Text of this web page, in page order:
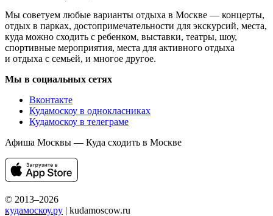
Мы советуем любые варианты отдыха в Москве — концерты,
отдых в парках, достопримечательности для экскурсий, места,
куда можно сходить с ребенком, выставки, театры, шоу,
спортивные мероприятия, места для активного отдыха
и отдыха с семьей, и многое другое.
Мы в социальных сетях
Вконтакте
Кудамоскоу в однокласниках
Кудамоскоу в телеграме
Афиша Москвы — Куда сходить в Москве
© 2013–2026
кудамоскоу.ру | kudamoscow.ru